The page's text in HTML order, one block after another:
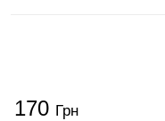
170 Грн